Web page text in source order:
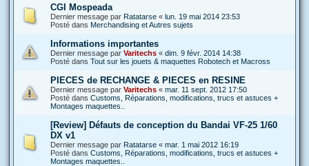
CGI Mospeada
Dernier message par Ratatarse « lun. 19 mai 2014 23:53
Posté dans Merchandising et Autres sujets
Informations importantes
Dernier message par Varitechs « dim. 9 févr. 2014 14:38
Posté dans Tout sur les jouets & maquettes Robotech et Macross
PIECES de RECHANGE & PIECES en RESINE
Dernier message par Varitechs « mar. 11 sept. 2012 17:50
Posté dans Customs, Réparations, modifications, trucs et astuces +
Montages maquettes..
[Review] Défauts de conception du Bandai VF-25 1/60
DX v1
Dernier message par Ratatarse « mar. 1 mai 2012 16:19
Posté dans Customs, Réparations, modifications, trucs et astuces +
Montages maquettes..